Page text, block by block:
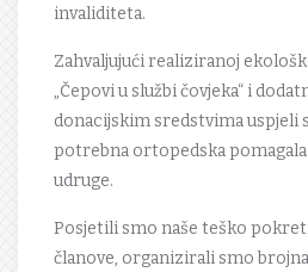
invaliditeta.
Zahvaljujući realiziranoj
„Čepovi u službi čovjeka“ i
donacijskim sredstvima uspjeli
potrebna ortopedska
udruge.
Posjetili smo naše teško
članove, organizirali smo